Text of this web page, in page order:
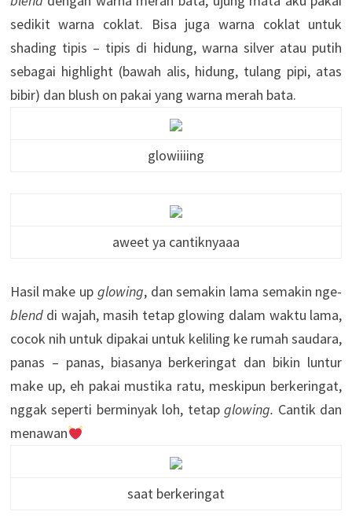
sedikit warna coklat. Bisa juga warna coklat untuk
shading tipis – tipis di hidung, warna silver atau putih
sebagai highlight (bawah alis, hidung, tulang pipi, atas
bibir) dan blush on pakai yang warna merah bata.
glowiiiing
aweet ya cantiknyaaa
Hasil make up glowing, dan semakin lama semakin nge-
blend di wajah, masih tetap glowing dalam waktu lama,
cocok nih untuk dipakai untuk keliling ke rumah saudara,
panas – panas, biasanya berkeringat dan bikin luntur
make up, eh pakai mustika ratu, meskipun berkeringat,
nggak seperti berminyak loh, tetapglowing. Cantik dan
menawan
saat berkeringat